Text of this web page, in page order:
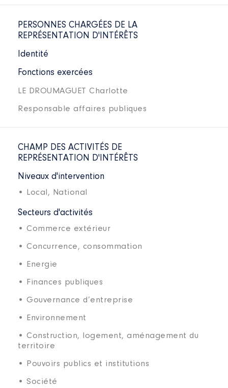
PERSONNES CHARGÉES DE LA
REPRÉSENTATION D'INTÉRÊTS
Identité
Fonctions exercées
LE DROUMAGUET Charlotte
Responsable affaires publiques
CHAMP DES ACTIVITÉS DE
REPRÉSENTATION D'INTÉRÊTS
Niveaux d'intervention
• Local, National
Secteurs d'activités
• Commerce extérieur
• Concurrence, consommation
• Energie
• Finances publiques
• Gouvernance d’entreprise
• Environnement
• Construction, logement, aménagement du
territoire
• Pouvoirs publics et institutions
• Société